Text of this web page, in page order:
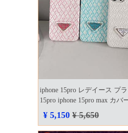
iphone 15pro レデイース プ
15pro iphone 15pro max カバ
新発売 iphone 14 携帯ケース
14plus ケースprada風 高品質
ズラ風
¥ 5,150 ¥ 5,650